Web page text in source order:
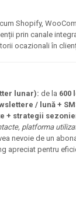
Shopify,
prin canale
ocazionali în
lunar): de la 600
/ lună +
+ strategii
platforma
nevoie de un
apreciat pentru